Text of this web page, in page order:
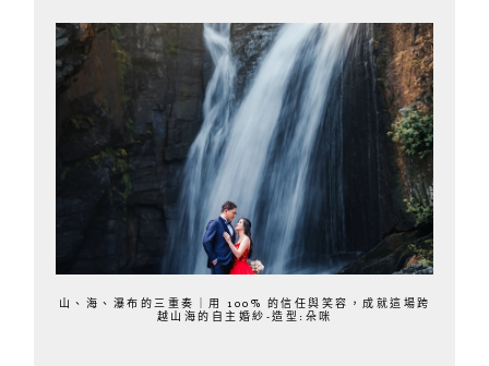
山、海、瀑布的三重奏｜用 100% 的信任與笑容，成就這場跨
越山海的自主婚紗-造型:朵咪